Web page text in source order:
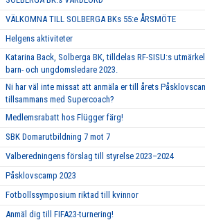
VÄLKOMNA TILL SOLBERGA BKs 55:e ÅRSMÖTE
Helgens aktiviteter
Katarina Back, Solberga BK, tilldelas RF-SISU:s
barn- och ungdomsledare 2023.
Ni har väl inte missat att anmäla er till årets
tillsammans med Supercoach?
Medlemsrabatt hos Flügger färg!
SBK Domarutbildning 7 mot 7
Valberedningens förslag till styrelse 2023–2024
Påsklovscamp 2023
Fotbollssymposium riktad till kvinnor
Anmäl dig till FIFA23-turnering!